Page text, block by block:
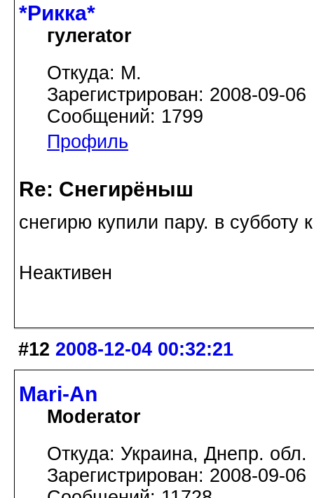
*Рикка*
гулеrator
Откуда: М.
Зарегистрирован: 2008-09-06
Сообщений: 1799
Профиль
Re: Снегирёныш
снегирю купили пару. в субботу
Неактивен
#12 2008-12-04 00:32:21
Mari-An
Moderator
Откуда: Украина, Днепр. обл.
Зарегистрирован: 2008-09-06